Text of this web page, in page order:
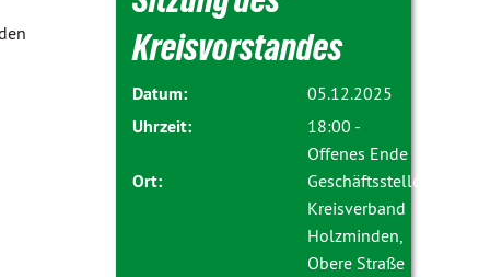
Kreisvorstandes
Datum: 05.12.2025
Uhrzeit:
18:00 -
Offenes Ende
Ort:
Geschäftsstelle
Kreisverband
Holzminden,
Obere Straße